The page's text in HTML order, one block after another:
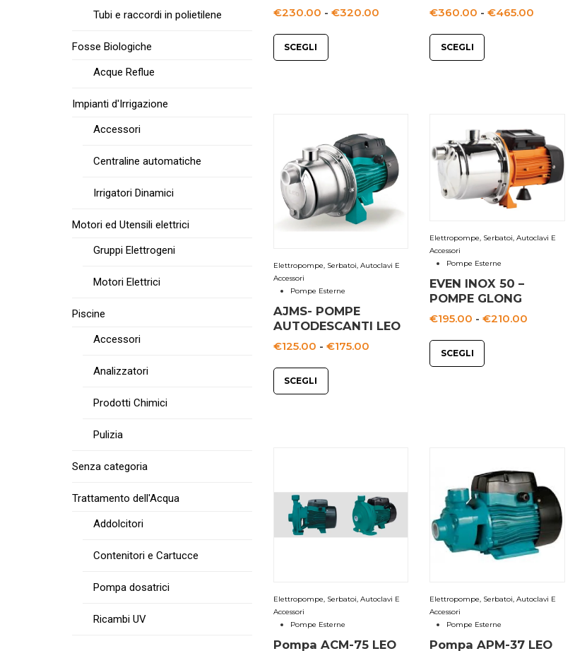
€230.00 - €320.00
SCEGLI
€360.00 - €465.00
SCEGLI
Elettropompe, Serbatoi, Autoclavi E
Accessori
Pompe Esterne
AJMS- POMPE
AUTODESCANTI LEO
€125.00 - €175.00
SCEGLI
Elettropompe, Serbatoi, Autoclavi E
Accessori
Pompe Esterne
EVEN INOX 50 –
POMPE GLONG
€195.00 - €210.00
SCEGLI
Elettropompe, Serbatoi, Autoclavi E
Accessori
Pompe Esterne
Pompa ACM-75 LEO
Elettropompe, Serbatoi, Autoclavi E
Accessori
Pompe Esterne
Pompa APM-37 LEO
Tubi e raccordi in polietilene
Fosse Biologiche
Acque Reflue
Impianti d'Irrigazione
Accessori
Centraline automatiche
Irrigatori Dinamici
Motori ed Utensili elettrici
Gruppi Elettrogeni
Motori Elettrici
Piscine
Accessori
Analizzatori
Prodotti Chimici
Pulizia
Senza categoria
Trattamento dell'Acqua
Addolcitori
Contenitori e Cartucce
Pompa dosatrici
Ricambi UV